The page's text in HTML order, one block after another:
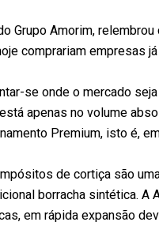
Grupo Amorim,
comprariam empresas
se onde o mercado
apenas no volume
Premium, isto é,
de cortiça são
borracha sintética. A
em rápida expansão